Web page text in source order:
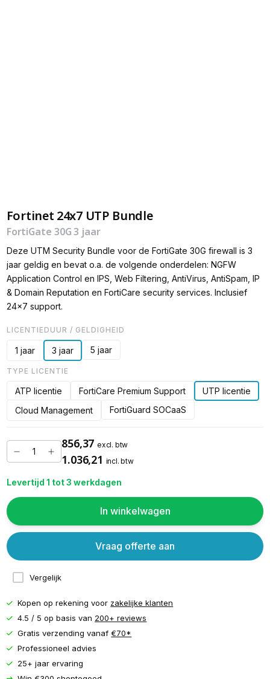
Fortinet 24x7 UTP Bundle
FortiGate 30G 3 jaar
Deze UTM Security Bundle voor de FortiGate 30G firewall is 3
jaar geldig en bevat o.a. de volgende onderdelen: NGFW
Application Control en IPS, Web Filtering, AntiVirus, AntiSpam, IP
& Domain Reputation en FortiCare security services. Inclusief
24x7 support.
LICENTIEDUUR / GELDIGHEID
1 jaar 3 jaar 5 jaar
TYPE LICENTIE
ATP licentie FortiCare Premium Support
UTP licentie
Cloud Management
FortiGuard SOCaaS
856,37 excl. btw
1.036,21 incl. btw
Levertijd 1 tot 3 werkdagen
In winkelwagen
Vergelijk
Vraag offerte aan
Kopen op rekening voor zakelijke klanten
4.5 / 5 op basis van 200+ reviews
Gratis verzending vanaf€70*
Professioneel advies
25+ jaar ervaring